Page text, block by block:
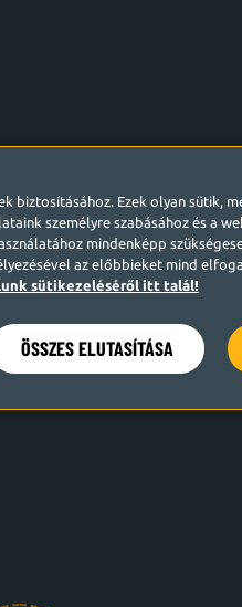
biztosításához. Ezek olyan sütik,
személyre szabásához és a
mindenképp
az előbbieket mind
sütikezeléséről itt talál!
ÖSSZES ELUTASÍTÁSA